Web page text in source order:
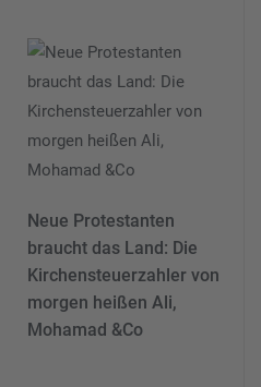
Neue Protestanten
braucht das Land: Die
Kirchensteuerzahler von
morgen heißen Ali,
Mohamad &Co